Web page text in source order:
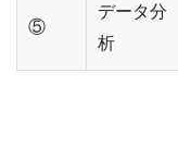
⑤
データ分
析